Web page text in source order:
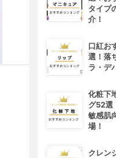
タイプ
介！
口紅お
選！落
ラ・デ
化粧下
グ52選
敏感肌
場！
クレン